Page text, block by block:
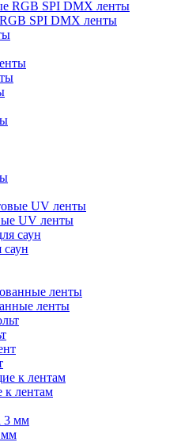
SPI DMX ленты
UV ленты
ленты
к лентам
мм